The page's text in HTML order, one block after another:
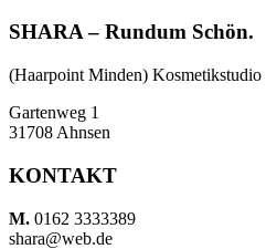
SHARA – Rundum Schön.
(Haarpoint Minden) Kosmetikstudio
Gartenweg 1
31708 Ahnsen
KONTAKT
M.­­ 0162 3333389
shara@web.de